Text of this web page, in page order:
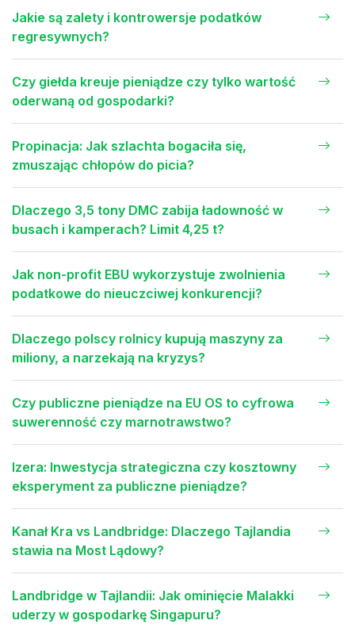
Jakie są zalety i kontrowersje podatków
regresywnych?
Czy giełda kreuje pieniądze czy tylko wartość
oderwaną od gospodarki?
Propinacja: Jak szlachta bogaciła się,
zmuszając chłopów do picia?
Dlaczego 3,5 tony DMC zabija ładowność w
busach i kamperach? Limit 4,25 t?
Jak non-profit EBU wykorzystuje zwolnienia
podatkowe do nieuczciwej konkurencji?
Dlaczego polscy rolnicy kupują maszyny za
miliony, a narzekają na kryzys?
Czy publiczne pieniądze na EU OS to cyfrowa
suwerenność czy marnotrawstwo?
Izera: Inwestycja strategiczna czy kosztowny
eksperyment za publiczne pieniądze?
Kanał Kra vs Landbridge: Dlaczego Tajlandia
stawia na Most Lądowy?
Landbridge w Tajlandii: Jak ominięcie Malakki
uderzy w gospodarkę Singapuru?